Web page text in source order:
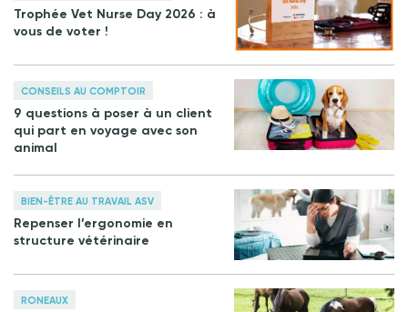
Trophée Vet Nurse Day 2026 : à
vous de voter !
CONSEILS AU COMPTOIR
9 questions à poser à un client
qui part en voyage avec son
animal
BIEN-ÊTRE AU TRAVAIL ASV
Repenser l’ergonomie en
structure vétérinaire
RONEAUX